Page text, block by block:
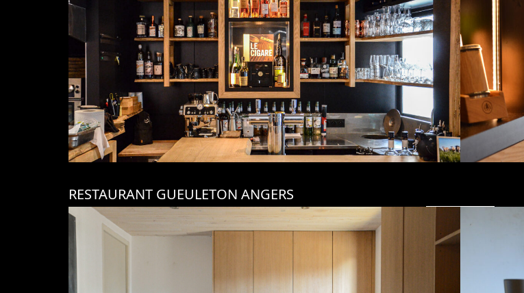
RESTAURANT GUEULETON ANGERS